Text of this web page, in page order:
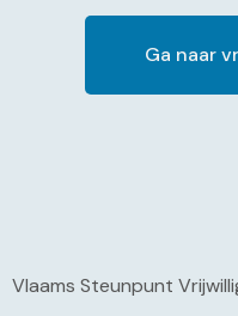
Ga naar
Vlaams Steunpunt